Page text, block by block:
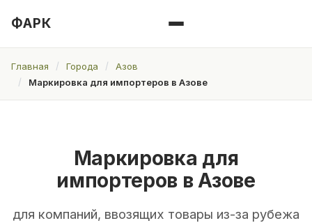
ФАРК
Главная Города
Азов
Маркировка для импортеров в Азове
Маркировка для
импортеров в Азове
для компаний, ввозящих товары из-за рубежа